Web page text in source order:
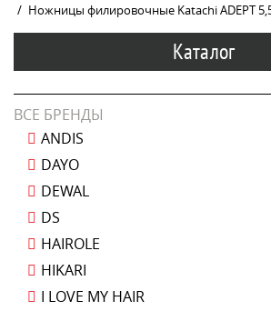
Ножницы филировочные Katachi ADEPT
Каталог
ВСЕ БРЕНДЫ
ANDIS
DAYO
DEWAL
DS
HAIROLE
HIKARI
I LOVE MY HAIR